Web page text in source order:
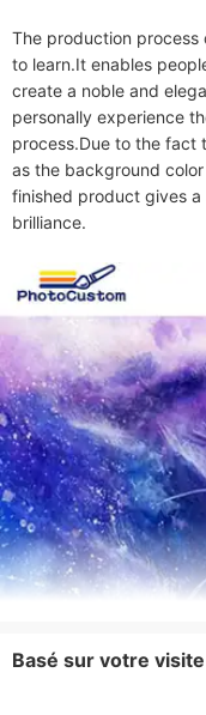
The production process
to learn.It enables
create a noble and
personally experience
process.Due to the fact
as the background
finished product gives
brilliance.
Basé sur votre